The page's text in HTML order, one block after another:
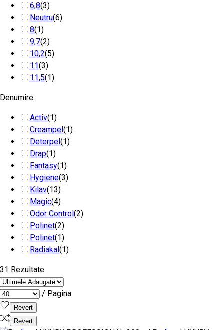
6,8(3)
Neutru(6)
8(1)
9,7(2)
10,2(5)
11(3)
11,5(1)
Denumire
Activ(1)
Creampel(1)
Deterpel(1)
Drap(1)
Fantasy(1)
Hygiene(3)
Kilav(13)
Magic(4)
Odor Control(2)
Polinet(2)
Polinet(1)
Radiakal(1)
31 Rezultate
/ Pagina
Revert
Revert